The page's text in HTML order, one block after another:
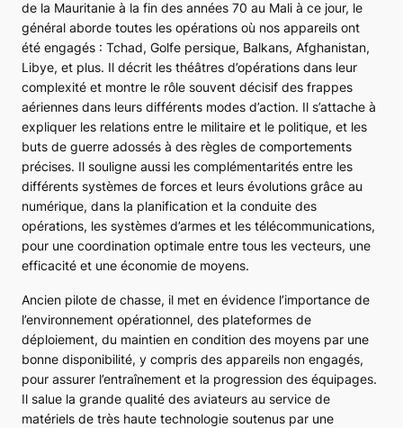
de la Mauritanie à la fin des années 70 au Mali à ce jour, le
général aborde toutes les opérations où nos appareils ont
été engagés : Tchad, Golfe persique, Balkans, Afghanistan,
Libye, et plus. Il décrit les théâtres d’opérations dans leur
complexité et montre le rôle souvent décisif des frappes
aériennes dans leurs différents modes d’action. Il s’attache à
expliquer les relations entre le militaire et le politique, et les
buts de guerre adossés à des règles de comportements
précises. Il souligne aussi les complémentarités entre les
différents systèmes de forces et leurs évolutions grâce au
numérique, dans la planification et la conduite des
opérations, les systèmes d’armes et les télécommunications,
pour une coordination optimale entre tous les vecteurs, une
efficacité et une économie de moyens.
Ancien pilote de chasse, il met en évidence l’importance de
l’environnement opérationnel, des plateformes de
déploiement, du maintien en condition des moyens par une
bonne disponibilité, y compris des appareils non engagés,
pour assurer l’entraînement et la progression des équipages.
Il salue la grande qualité des aviateurs au service de
matériels de très haute technologie soutenus par une